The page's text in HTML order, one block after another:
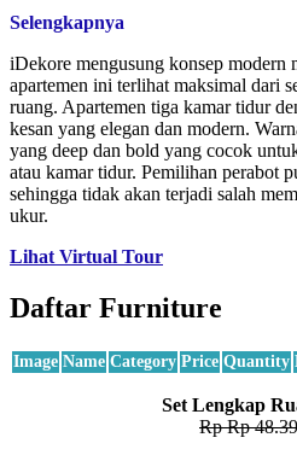
Selengkapnya
iDekore mengusung konsep modern
apartemen ini terlihat maksimal dari
ruang. Apartemen tiga kamar tidur
kesan yang elegan dan modern.
yang deep dan bold yang cocok
atau kamar tidur. Pemilihan perabot
sehingga tidak akan terjadi salah
ukur.
Lihat Virtual Tour
Daftar Furniture
Image Name Category Price Quantity
Set Lengkap
Rp Rp